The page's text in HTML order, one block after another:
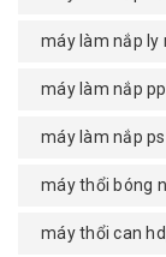
máy làm nắp ly
máy làm nắp pp
máy làm nắp ps
máy thổi bóng
máy thổi can